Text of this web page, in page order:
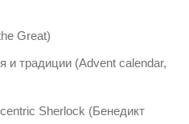
Great)
и традиции (Advent calendar,
Sherlock (Бенедикт